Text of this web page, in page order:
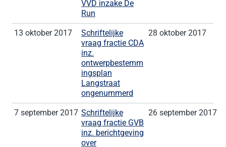
VVD inzake De
Run
13 oktober 2017
Schriftelijke
vraag fractie CDA
inz.
ontwerpbestemm
ingsplan
Langstraat
ongenummerd
28 oktober 2017
7 september 2017 Schriftelijke
vraag fractie GVB
inz. berichtgeving
over
26 september 2017